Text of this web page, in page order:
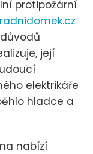
protipožární
její
elektrikáře
hladce a
nabízí